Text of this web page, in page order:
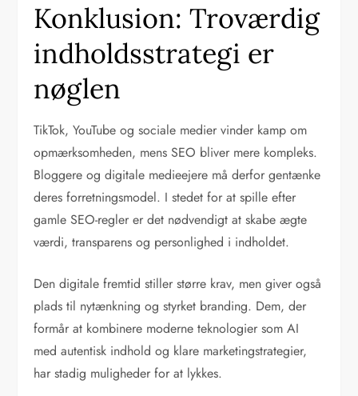
Konklusion: Troværdig
indholdsstrategi er
nøglen
TikTok, YouTube og sociale medier vinder kamp om
opmærksomheden, mens SEO bliver mere kompleks.
Bloggere og digitale medieejere må derfor gentænke
deres forretningsmodel. I stedet for at spille efter
gamle SEO-regler er det nødvendigt at skabe ægte
værdi, transparens og personlighed i indholdet.
Den digitale fremtid stiller større krav, men giver også
plads til nytænkning og styrket branding. Dem, der
formår at kombinere moderne teknologier som AI
med autentisk indhold og klare marketingstrategier,
har stadig muligheder for at lykkes.